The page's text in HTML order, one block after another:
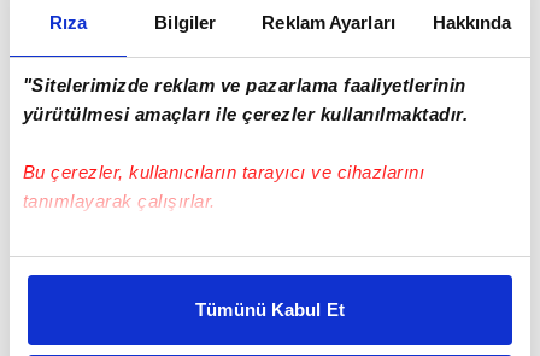
Rıza Bilgiler Reklam Ayarları Hakkında
"Sitelerimizde reklam ve pazarlama faaliyetlerinin
yürütülmesi amaçları ile çerezler kullanılmaktadır.
Bu çerezler, kullanıcıların tarayıcı ve cihazlarını
tanımlayarak çalışırlar.
Bu çerezlere izin vermeniz halinde sizlere özel
daha iyi reklam deneyimi yaşatabiliriz. Bunu yaparken
amacımızın size daha iyi bir reklam deneyimi sunmak
Tümünü Kabul Et
24 yaşındaki futbolcunun EURO 2024'teki
performansından sonra birçok takımın ilgisini